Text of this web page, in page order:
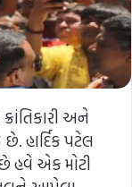
અને
છે. હાર્દિક પટેલ
હવે એક મોટી